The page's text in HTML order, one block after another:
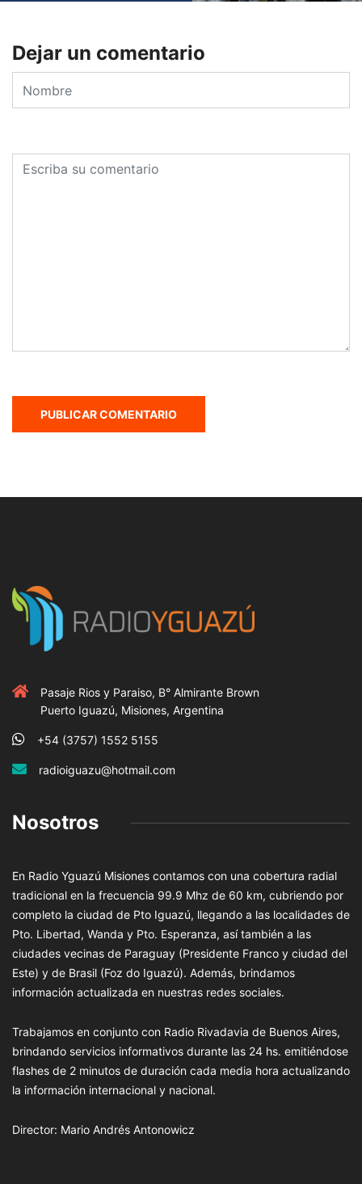
Dejar un comentario
Pasaje Rios y Paraiso, B° Almirante Brown
Puerto Iguazú, Misiones, Argentina
+54 (3757) 1552 5155
radioiguazu@hotmail.com
Nosotros
En Radio Yguazú Misiones contamos con una cobertura radial
tradicional en la frecuencia 99.9 Mhz de 60 km, cubriendo por
completo la ciudad de Pto Iguazú, llegando a las localidades de
Pto. Libertad, Wanda y Pto. Esperanza, así también a las
ciudades vecinas de Paraguay (Presidente Franco y ciudad del
Este) y de Brasil (Foz do Iguazú). Además, brindamos
información actualizada en nuestras redes sociales.
Trabajamos en conjunto con Radio Rivadavia de Buenos Aires,
brindando servicios informativos durante las 24 hs. emitiéndose
flashes de 2 minutos de duración cada media hora actualizando
la información internacional y nacional.
Director: Mario Andrés Antonowicz